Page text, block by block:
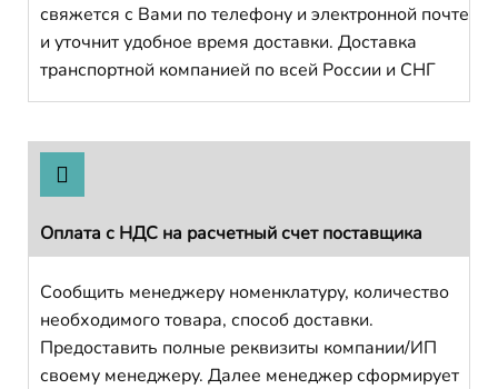
свяжется с Вами по телефону и электронной почте
и уточнит удобное время доставки. Доставка
транспортной компанией по всей России и СНГ
Оплата с НДС на расчетный счет поставщика
Сообщить менеджеру номенклатуру, количество
необходимого товара, способ доставки.
Предоставить полные реквизиты компании/ИП
своему менеджеру. Далее менеджер сформирует